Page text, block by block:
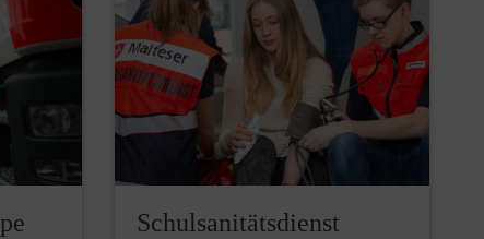
Schulsanitätsdienst